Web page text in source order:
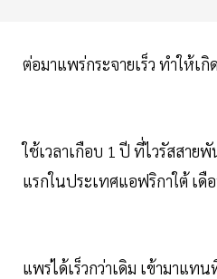
ต่อมาแพร่กระจายเร็ว ทำให้เ
ใช้เวลาเกือบ 1 ปี ที่ไวรัสสาย
แรกในประเทศแอฟริกาใต้ เ
แพร่ได้เร็วกว่าเดิม เข้ามาแท